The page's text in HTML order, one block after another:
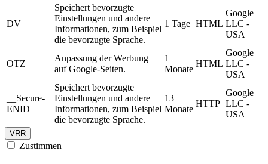
DV
Speichert bevorzugte
Einstellungen und andere
Informationen, zum Beispiel
die bevorzugte Sprache.
1 Tage HTML
Google
LLC -
USA
OTZ
Anpassung der Werbung
auf Google-Seiten.
1
Monate
HTML
Google
LLC -
USA
__Secure-
ENID
Speichert bevorzugte
Einstellungen und andere
Informationen, zum Beispiel
die bevorzugte Sprache.
13
Monate
HTTP
Google
LLC -
USA
VRR
Zustimmen